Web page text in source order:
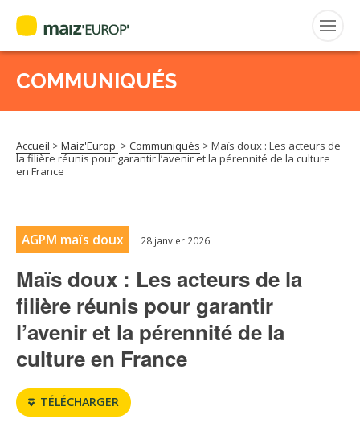
Rechercher
:
MAIZ’EUROP’
CERTIFICATION CE2+
AGPM MAÏS DOUX
AGPM MAÏS SEMENCE
FNPSMS
CEPM
COMMUNIQUÉS
Accueil > Maiz'Europ' > Communiqués > Maïs doux : Les acteurs de
la filière réunis pour garantir l’avenir et la pérennité de la culture
en France
AGPM maïs doux 28 janvier 2026
Maïs doux : Les acteurs de la
filière réunis pour garantir
l’avenir et la pérennité de la
culture en France
TÉLÉCHARGER